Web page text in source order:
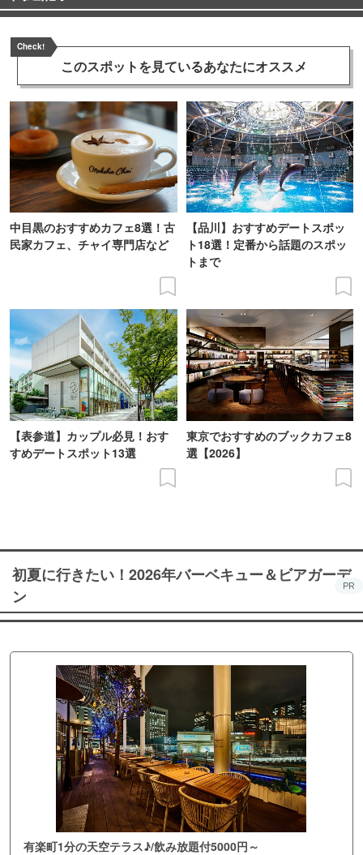
Check!
このスポットを見ているあなたにオススメ
中目黒のおすすめカフェ8選！古
民家カフェ、チャイ専門店など
【品川】おすすめデートスポッ
ト18選！定番から話題のスポッ
トまで
【表参道】カップル必見！おす
すめデートスポット13選
東京でおすすめのブックカフェ8
選【2026】
初夏に行きたい！2026年バーベキュー＆ビアガーデ
ン
PR
有楽町1分の天空テラス♪/飲み放題付5000円～